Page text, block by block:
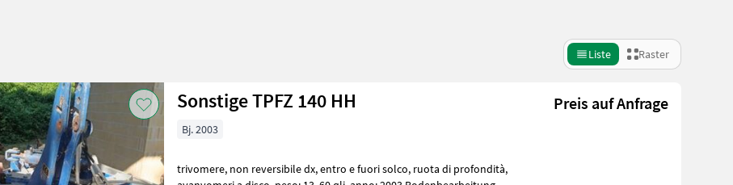
Liste Raster
Sonstige TPFZ 140 HH Preis auf Anfrage
Bj. 2003
trivomere, non reversibile dx, entro e fuori solco, ruota di profondità,